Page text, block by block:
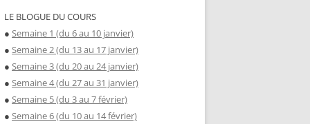
LE BLOGUE DU COURS
● Semaine 1 (du 6 au 10 janvier)
● Semaine 2 (du 13 au 17 janvier)
● Semaine 3 (du 20 au 24 janvier)
● Semaine 4 (du 27 au 31 janvier)
● Semaine 5 (du 3 au 7 février)
● Semaine 6 (du 10 au 14 février)